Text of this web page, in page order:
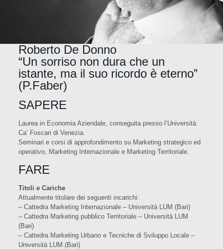
Roberto De Donno
“Un sorriso non dura che un
istante, ma il suo ricordo è eterno”
(P.Faber)
SAPERE
Laurea in Economia Aziendale, conseguita presso l’Università
Ca’ Foscari di Venezia.
Seminari e corsi di approfondimento su Marketing strategico ed
operativo, Marketing Internazionale e Marketing Territoriale.
FARE
Titoli e Cariche
Attualmente titolare dei seguenti incarichi:
– Cattedra Marketing Internazionale – Università LUM (Bari)
– Cattedra Marketing pubblico Territoriale – Università LUM
(Bari)
– Cattedra Marketing Urbano e Tecniche di Sviluppo Locale –
Università LUM (Bari)